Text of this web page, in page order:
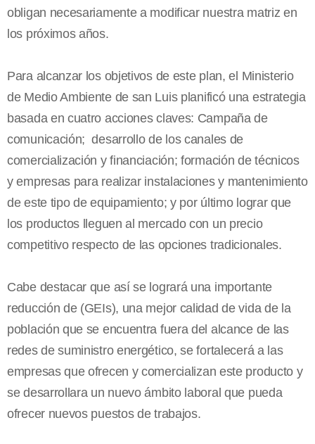
obligan necesariamente a modificar nuestra matriz en
los próximos años.
Para alcanzar los objetivos de este plan, el Ministerio
de Medio Ambiente de san Luis planificó una estrategia
basada en cuatro acciones claves: Campaña de
comunicación; desarrollo de los canales de
comercialización y financiación; formación de técnicos
y empresas para realizar instalaciones y mantenimiento
de este tipo de equipamiento; y por último lograr que
los productos lleguen al mercado con un precio
competitivo respecto de las opciones tradicionales.
Cabe destacar que así se logrará una importante
reducción de (GEIs), una mejor calidad de vida de la
población que se encuentra fuera del alcance de las
redes de suministro energético, se fortalecerá a las
empresas que ofrecen y comercializan este producto y
se desarrollara un nuevo ámbito laboral que pueda
ofrecer nuevos puestos de trabajos.